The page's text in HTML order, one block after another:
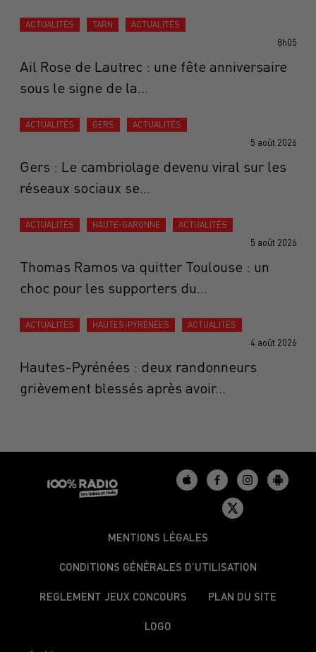
ACTUALITÉS TARN ACTUALITÉS
8h05
Ail Rose de Lautrec : une fête anniversaire
sous le signe de la...
ACTUALITÉS GERS ACTUALITÉS
5 août 2026
Gers : Le cambriolage devenu viral sur les
réseaux sociaux se...
ACTUALITÉS HAUTE-GARONNE ACTUALITÉS
5 août 2026
Thomas Ramos va quitter Toulouse : un
choc pour les supporters du...
ACTUALITÉS HAUTES-PYRÉNÉES ACTUALITÉS
4 août 2026
Hautes-Pyrénées : deux randonneurs
grièvement blessés après avoir...
MENTIONS LÉGALES
CONDITIONS GÉNÉRALES D’UTILISATION
REGLEMENT JEUX CONCOURS PLAN DU SITE
LOGO